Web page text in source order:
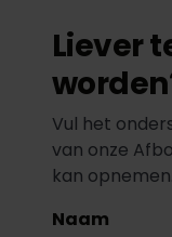
Liever
Vul het
van onze
kan opnemen.
Naam